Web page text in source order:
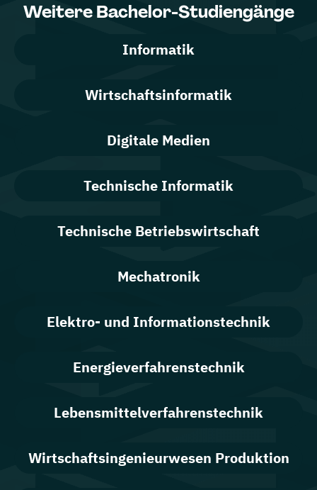
Weitere Bachelor-Studiengänge
Informatik
Wirtschaftsinformatik
Digitale Medien
Technische Informatik
Technische Betriebswirtschaft
Mechatronik
Elektro- und Informationstechnik
Energieverfahrenstechnik
Lebensmittelverfahrenstechnik
Wirtschaftsingenieurwesen Produktion